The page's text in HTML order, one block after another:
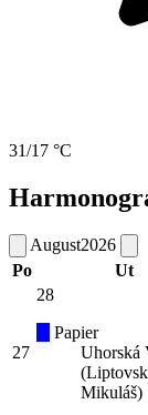
31/17 °C
August2026
Po
Ut
27
28
Papier
Uhorská
Mikuláš)